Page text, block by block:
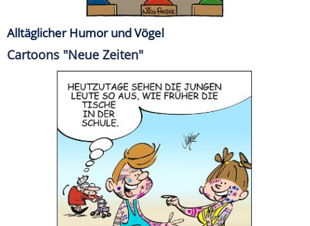
Alltäglicher Humor und Vögel
Cartoons "Neue Zeiten"